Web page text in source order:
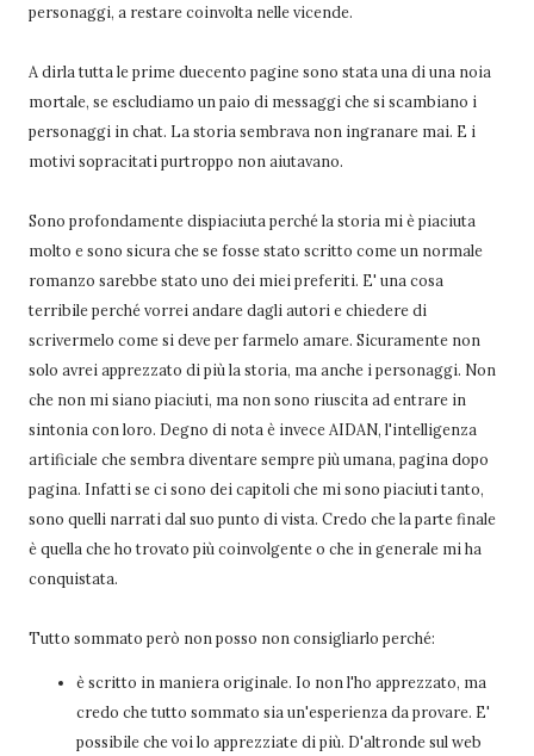
personaggi, a restare coinvolta nelle vicende.
A dirla tutta le prime duecento pagine sono stata una di una noia
mortale, se escludiamo un paio di messaggi che si scambiano i
personaggi in chat. La storia sembrava non ingranare mai. E i
motivi sopracitati purtroppo non aiutavano.
Sono profondamente dispiaciuta perché la storia mi è piaciuta
molto e sono sicura che se fosse stato scritto come un normale
romanzo sarebbe stato uno dei miei preferiti. E' una cosa
terribile perché vorrei andare dagli autori e chiedere di
scrivermelo come si deve per farmelo amare. Sicuramente non
solo avrei apprezzato di più la storia, ma anche i personaggi. Non
che non mi siano piaciuti, ma non sono riuscita ad entrare in
sintonia con loro. Degno di nota è invece AIDAN, l'intelligenza
artificiale che sembra diventare sempre più umana, pagina dopo
pagina. Infatti se ci sono dei capitoli che mi sono piaciuti tanto,
sono quelli narrati dal suo punto di vista. Credo che la parte finale
è quella che ho trovato più coinvolgente o che in generale mi ha
conquistata.
Tutto sommato però non posso non consigliarlo perché:
è scritto in maniera originale. Io non l'ho apprezzato, ma
credo che tutto sommato sia un'esperienza da provare. E'
possibile che voi lo apprezziate di più. D'altronde sul web